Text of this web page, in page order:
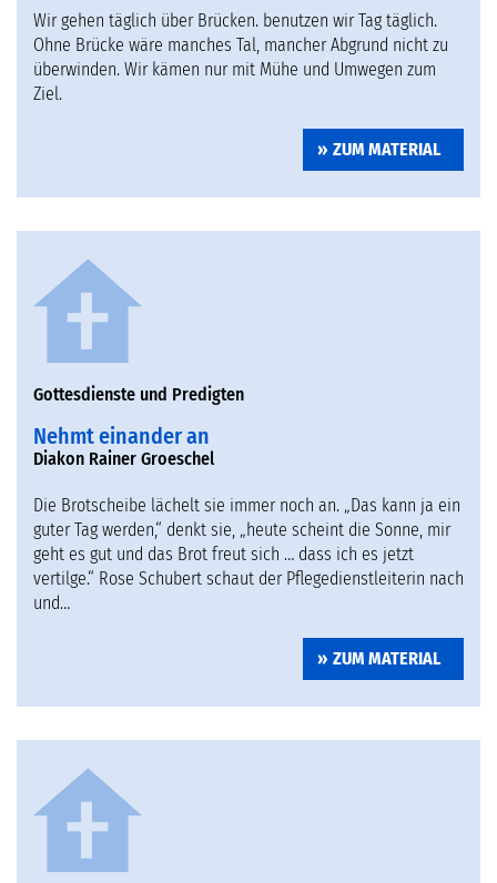
Wir gehen täglich über Brücken. benutzen wir Tag täglich.
Ohne Brücke wäre manches Tal, mancher Abgrund nicht zu
überwinden. Wir kämen nur mit Mühe und Umwegen zum
Ziel.
ZUM MATERIAL
Gottesdienste und Predigten
Nehmt einander an
Diakon Rainer Groeschel
Die Brotscheibe lächelt sie immer noch an. „Das kann ja ein
guter Tag werden,“ denkt sie, „heute scheint die Sonne, mir
geht es gut und das Brot freut sich … dass ich es jetzt
vertilge.“ Rose Schubert schaut der Pflegedienstleiterin nach
und…
ZUM MATERIAL